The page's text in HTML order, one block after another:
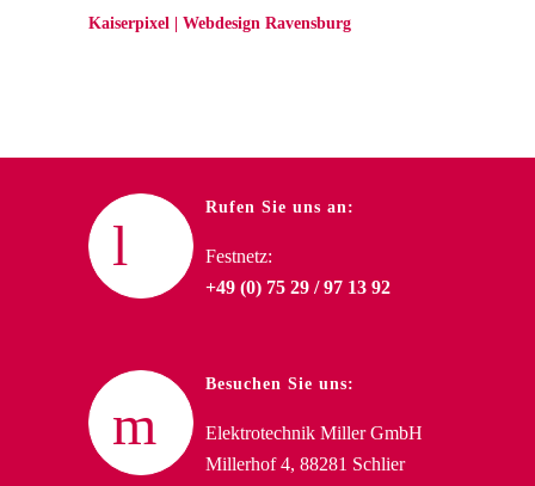
Kaiserpixel | Webdesign Ravensburg
Rufen Sie uns an:
Festnetz:
+49 (0) 75 29 / 97 13 92
Besuchen Sie uns:
Elektrotechnik Miller GmbH
Millerhof 4, 88281 Schlier